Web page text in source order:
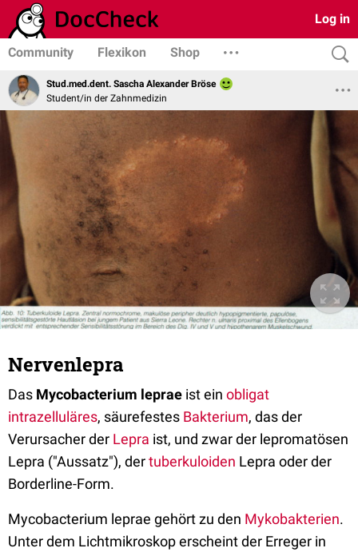
Log in
Community Flexikon Shop
Stud.med.dent. Sascha Alexander Bröse
Student/in der Zahnmedizin
Nervenlepra
Das Mycobacterium leprae ist ein obligat
intrazelluläres, säurefestes Bakterium, das der
Verursacher der Lepra ist, und zwar der lepromatösen
Lepra ("Aussatz"), dertuberkuloiden Lepra oder der
Borderline-Form.
Mycobacterium leprae gehört zu den Mykobakterien.
Unter dem Lichtmikroskop erscheint der Erreger in